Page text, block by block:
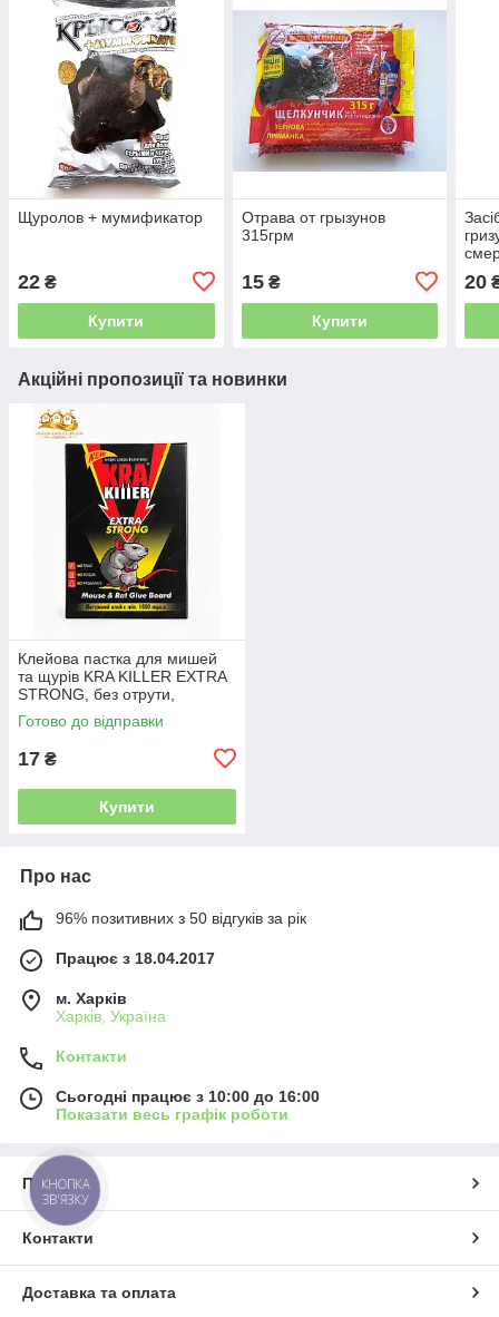
Щуролов + мумификатор
22 ₴
Купити
Отрава от грызунов
315грм
15₴
Купити
20
Акційні пропозиції та новинки
Клейова пастка для мишей
та щурів KRA KILLER EXTRA
STRONG, без отрути,
нетоксична, багаторазова
Готово до відправки
17 ₴
Купити
Про нас
96% позитивних з 50 відгуків за рік
Працює з 18.04.2017
м. Харків
Харків, Україна
Контакти
Сьогодні працює з 10:00 до 16:00
Показати весь графік роботи
Про нас
Контакти
Доставка та оплата
КНОПКА
ЗВ'ЯЗКУ